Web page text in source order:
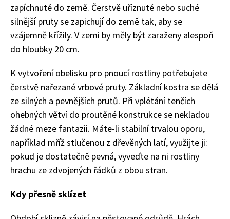
65 Kč
Objednat >
Naše krásná zahrada Speciál
zapíchnuté do země. Čerstvě uříznuté nebo suché
silnější pruty se zapichujído země tak, aby se
vzájemně křížily. V zemi by měly být zaraženy alespoň
do hloubky 20 cm.
K vytvoření obelisku pro pnoucí rostliny potřebujete
čerstvě nařezané vrbové pruty. Základní kostra se dělá
ze silných a pevnějších prutů. Při vplétání tenčích
ohebných větví do proutěné konstrukce se nekladou
žádné meze fantazii. Máte-li stabilní trvalou oporu,
například mříž stlučenou z dřevěných latí, využijte ji:
pokud je dostatečně pevná, vyveďte na ni rostliny
hrachu ze zdvojených řádků z obou stran.
Kdy přesně sklízet